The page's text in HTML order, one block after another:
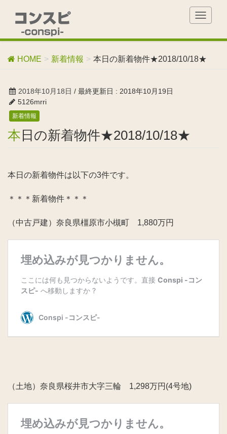
T
g
l
HOME 新着情報 本日の新着物件★2018/10/18★
2018年10月18日 / 最終更新日 : 2018年10月19日
5126mrri
新着情報
本日の新着物件★2018/10/18★
本日の新着物件は以下の3件です。
＊＊＊新着物件＊＊＊
（中古戸建）奈良県橿原市小槻町 1,880万円
（土地）奈良県桜井市大字三輪 1,298万円(4号地)